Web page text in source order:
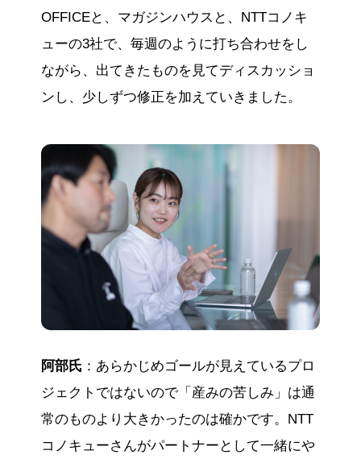
OFFICEと、マガジンハウスと、NTTコノキ
ューの3社で、毎週のように打ち合わせをし
ながら、出てきたものを見てディスカッショ
ンし、少しずつ修正を加えていきました。
阿部氏 ：あらかじめゴールが見えているプロ
ジェクトではないので「産みの苦しみ」は通
常のものより大きかったのは確かです。NTT
コノキューさんがパートナーとして一緒にや